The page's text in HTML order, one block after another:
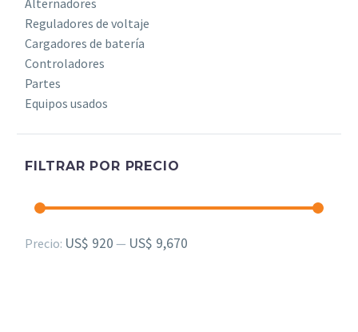
Alternadores
Reguladores de voltaje
Cargadores de batería
Controladores
Partes
Equipos usados
FILTRAR POR PRECIO
Precio
Precio
Precio: US$ 920 — US$ 9,670